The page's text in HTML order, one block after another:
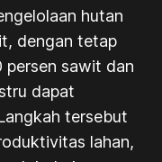
hutan
dengan tetap
persen sawit dan
dapat
tersebut
lahan,